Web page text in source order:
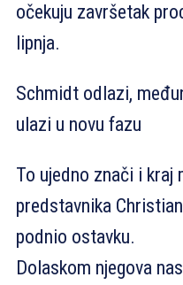
očekuju završetak
lipnja.
Schmidt odlazi,
ulazi u novu fazu
To ujedno znači i kraj
predstavnika
podnio ostavku.
Dolaskom njegova